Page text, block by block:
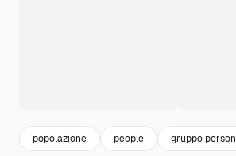
popolazione people gruppo